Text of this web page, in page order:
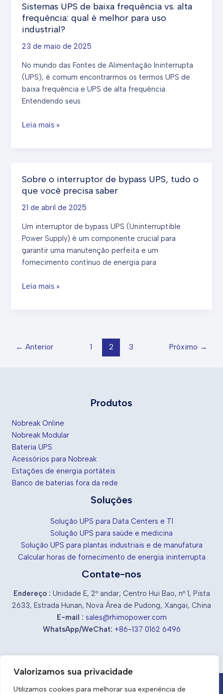
Valorizamos sua privacidade
Utilizamos cookies para melhorar sua experiência de
de
dupla
conversão
para
crítica
Sistemas UPS de baixa frequência vs. alta
frequência: qual é melhor para uso
industrial?
23 de maio de 2025
No mundo das Fontes de Alimentação Ininterrupta
(UPS), é comum encontrarmos os termos UPS de
baixa frequência e UPS de alta frequência.
Entendendo seus
Sistemas
vs.
alta
frequência:
é
melhor
para
uso
Leia mais »
Sobre o interruptor de bypass UPS, tudo o
que você precisa saber
21 de abril de 2025
Um interruptor de bypass UPS (Uninterruptible
Power Supply) é um componente crucial para
garantir uma manutenção perfeita e um
fornecimento contínuo de energia para
Sobre
UPS,
Leia mais »
← Anterior 1 2 3 Próximo →
Produtos
Nobreak Online
Nobreak Modular
Bateria UPS
Acessórios para Nobreak
Estações de energia portáteis
Banco de baterias fora da rede
Soluções
Solução UPS para Data Centers e TI
Solução UPS para saúde e medicina
Solução UPS para plantas industriais e de manufatura
Calcular horas de fornecimento de energia ininterrupta
Contate-nos
Endereço : Unidade E, 2º andar, Centro Hui Bao, nº 1, Pista
2633, Estrada Hunan, Nova Área de Pudong, Xangai, China
E-mail : sales@rhimopower.com
WhatsApp/WeChat: +86-137 0162 6496
Fornecedores e Fabricantes Chineses de